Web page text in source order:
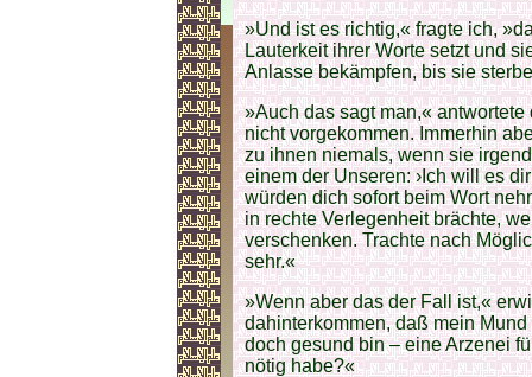
»Und ist es richtig,« fragte ich,
Lauterkeit ihrer Worte setzt und
Anlasse bekämpfen, bis sie
»Auch das sagt man,«
nicht vorgekommen. Immerhin
zu ihnen niemals, wenn sie
einem der Unseren: ›Ich will es
würden dich sofort beim Wort
in rechte Verlegenheit brächte,
verschenken. Trachte nach
sehr.«
»Wenn aber das der Fall ist,«
dahinterkommen, daß mein
doch gesund bin – eine Arzenei
nötig habe?«